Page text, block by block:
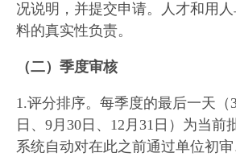
况说明，并提交申请。人才和用
料的真实性负责。
（二）季度审核
1.评分排序。每季度的最后一天（
日、9月30日、12月31日）为当前
系统自动对在此之前通过单位初